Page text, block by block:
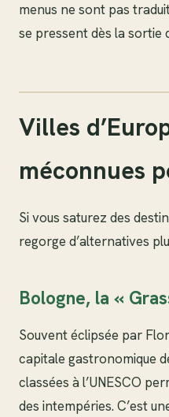
menus ne sont pas
se pressent dès la sortie
Villes
méconnues
Si vous saturez des
regorge d’alternatives
Bologne, la «
Souvent éclipsée par
capitale gastronomique
classées à l’UNESCO
des intempéries. C’est